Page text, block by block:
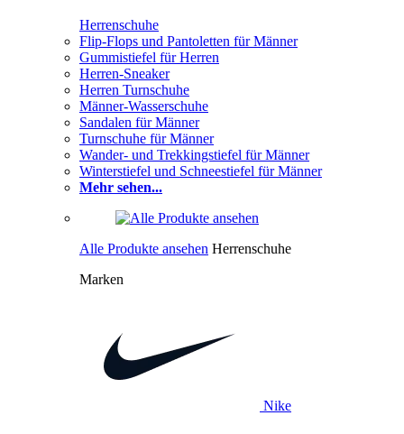
Herrenschuhe
Flip-Flops und Pantoletten für Männer
Gummistiefel für Herren
Herren-Sneaker
Herren Turnschuhe
Männer-Wasserschuhe
Sandalen für Männer
Turnschuhe für Männer
Wander- und Trekkingstiefel für Männer
Winterstiefel und Schneestiefel für Männer
Mehr sehen...
Alle Produkte ansehen Herrenschuhe
Marken
Nike